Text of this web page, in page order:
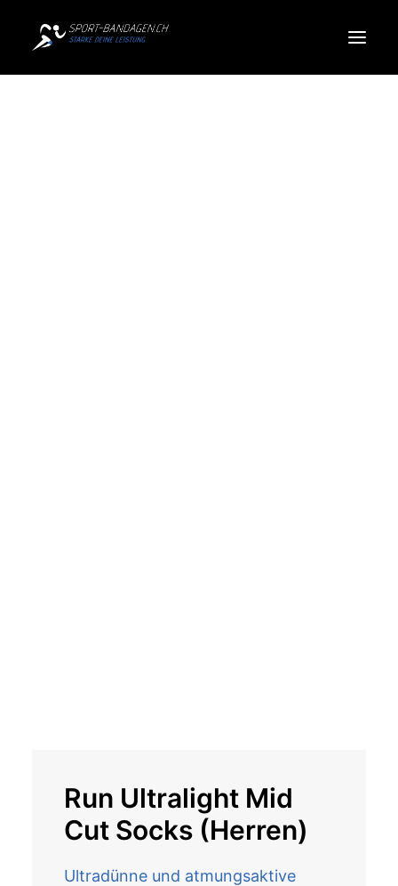
Run Ultralight Mid
Cut Socks (Herren)
Ultradünne und atmungsaktive